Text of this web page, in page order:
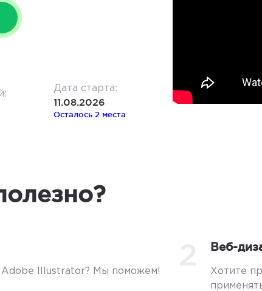
Дата старта:
11.08.2026
Осталось 2 места
Adobe Illustrator? Мы поможем!
Веб-
Хотите